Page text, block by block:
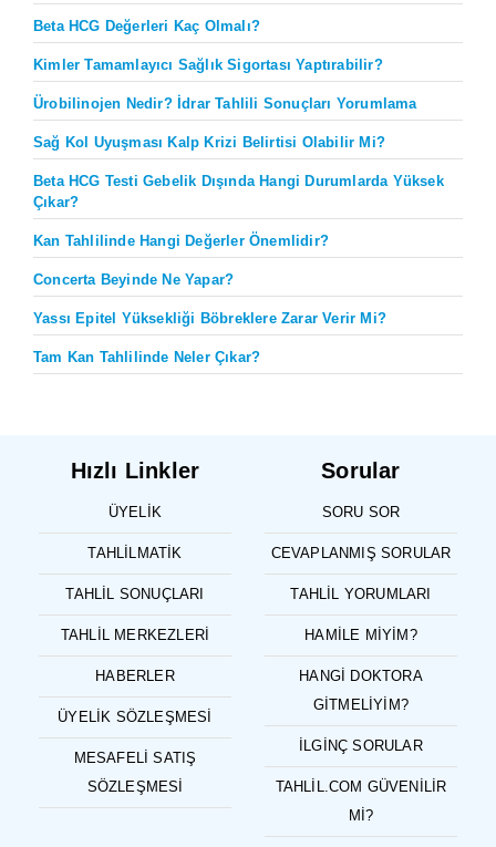
Beta HCG Değerleri Kaç Olmalı?
Kimler Tamamlayıcı Sağlık Sigortası Yaptırabilir?
Ürobilinojen Nedir? İdrar Tahlili Sonuçları Yorumlama
Sağ Kol Uyuşması Kalp Krizi Belirtisi Olabilir Mi?
Beta HCG Testi Gebelik Dışında Hangi Durumlarda Yüksek
Çıkar?
Kan Tahlilinde Hangi Değerler Önemlidir?
Concerta Beyinde Ne Yapar?
Yassı Epitel Yüksekliği Böbreklere Zarar Verir Mi?
Tam Kan Tahlilinde Neler Çıkar?
Hızlı Linkler
ÜYELIK
TAHLILMATIK
TAHLIL SONUÇLARI
TAHLIL MERKEZLERI
HABERLER
ÜYELIK SÖZLEŞMESI
MESAFELI SATIŞ
SÖZLEŞMESI
Sorular
SORU SOR
CEVAPLANMIŞ SORULAR
TAHLIL YORUMLARI
HAMILE MIYIM?
HANGI DOKTORA
GITMELIYIM?
İLGINÇ SORULAR
TAHLIL.COM GÜVENILIR
MI?